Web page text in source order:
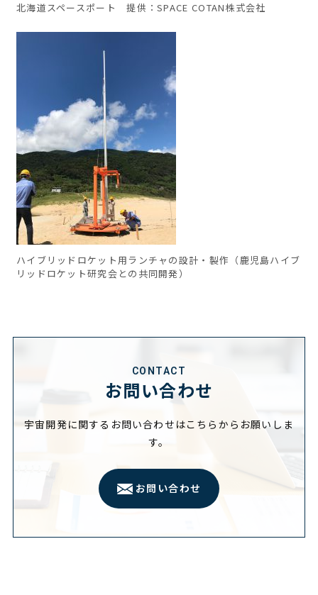
北海道スペースポート 提供：SPACE COTAN株式会社
ハイブリッドロケット用ランチャの設計・製作（鹿児島ハイブ
リッドロケット研究会との共同開発）
CONTACT
お問い合わせ
宇宙開発に関するお問い合わせはこちらからお願いしま
す。
お問い合わせ